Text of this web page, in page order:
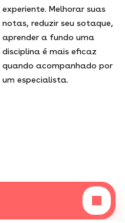
experiente. Melhorar suas
notas, reduzir seu sotaque,
aprender a fundo uma
disciplina é mais eficaz
quando acompanhado por
um especialista.